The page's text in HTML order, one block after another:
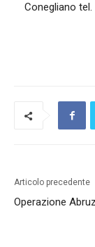
Conegliano
Articolo precedente
Operazione